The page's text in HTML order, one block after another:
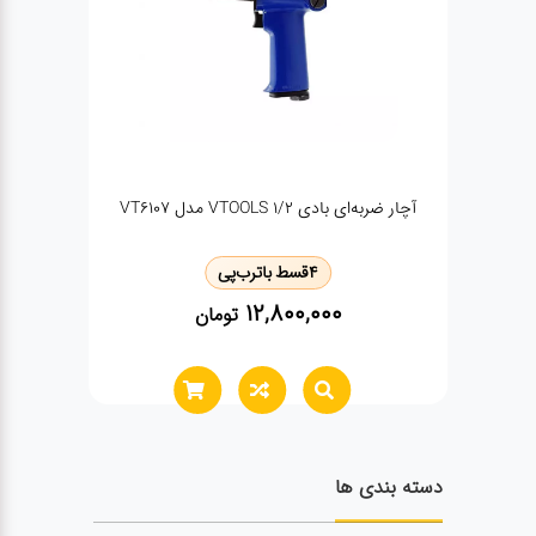
پیچ بند بادی فوردfat-0109
4 قسط با
4,580,000
دسته بندی ها